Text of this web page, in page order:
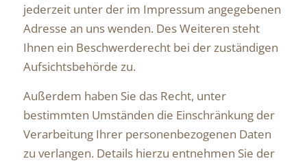
jederzeit unter der im Impressum angegebenen
Adresse an uns wenden. Des Weiteren steht
Ihnen ein Beschwerderecht bei der zuständigen
Aufsichtsbehörde zu.
Außerdem haben Sie das Recht, unter
bestimmten Umständen die Einschränkung der
Verarbeitung Ihrer personenbezogenen Daten
zu verlangen. Details hierzu entnehmen Sie der